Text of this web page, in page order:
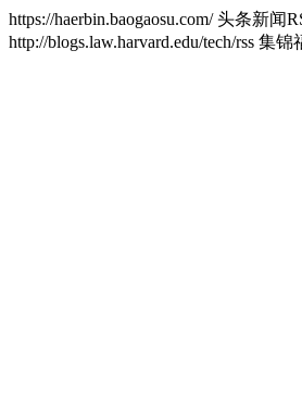
https://haerbin.baogaosu.com/头条新闻
http://blogs.law.harvard.edu/tech/rss 集锦